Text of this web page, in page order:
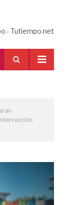
- Tutiempo.net